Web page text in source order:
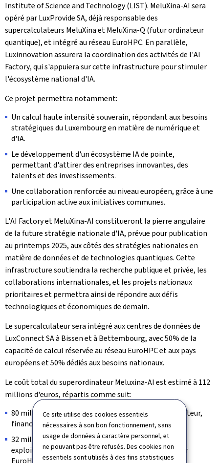
Ce site utilise des cookies essentiels
nécessaires à son bon fonctionnement, sans
usage de données à caractère personnel, et
ne pouvant pas être refusés. Des cookies non
essentiels sont utilisés à des fins statistiques
Institute of Science and Technology(LIST). MeluXina-AI sera
opéré parLuxProvideSA, déjà responsable des
supercalculateurs MeluXina et MeluXina-Q (futur ordinateur
quantique), et intégré au réseau EuroHPC. En parallèle,
Luxinnovationassurera la coordination des activités de l'AI
Factory, qui s'appuiera sur cette infrastructure pour stimuler
l'écosystème national d'IA.
Ce projet permettra notamment:
Un calcul haute intensité souverain, répondant aux besoins
stratégiques du Luxembourg en matière de numérique et
d'IA.
Le développement d'un écosystème IA de pointe,
permettant d'attirer des entreprises innovantes, des
talents et des investissements.
Une collaboration renforcée au niveau européen, grâce à une
participation active aux initiatives communes.
L'AI Factoryet MeluXina-AI constitueront la pierre angulaire
de la future stratégie nationale d'IA, prévue pour publication
au printemps 2025, aux côtés des stratégies nationales en
matière de données et de technologies quantiques. Cette
infrastructure soutiendra la recherche publique et privée, les
collaborations internationales, et les projets nationaux
prioritaires et permettra ainsi de répondre aux défis
technologiques et économiques de demain.
Le supercalculateur sera intégré aux centres de données de
LuxConnectSA à Bissen et à Bettembourg, avec 50% de la
capacité de calcul réservée au réseau EuroHPC et aux pays
européens et 50% dédiés aux besoins nationaux.
Le coût total du superordinateur Meluxina-AI est estimé à 112
millions d'euros, répartis comme suit:
80 millions d'euros pour l'acquisition du supercalculateur,
financé à 50% par EuroHPC JU.
32 millions d'euros pour son hébergement et son
exploitation sur 5 ans, également financés à 50% par
EuroHPC JU.